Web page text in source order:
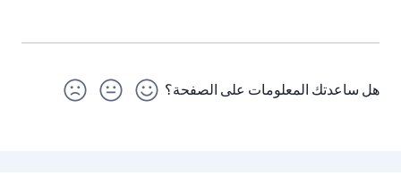
هل ساعدتك المعلومات على الصفحة؟